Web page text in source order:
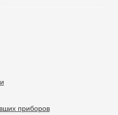
приборов